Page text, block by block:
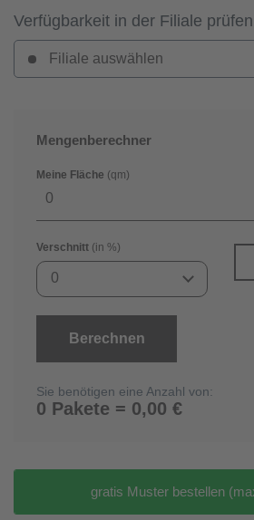
Verfügbarkeit in der Filiale prüfen
Filiale auswählen
Mengenberechner
Meine Fläche (qm)
Verschnitt (in %)
0
Berechnen
Sie benötigen eine Anzahl von:
0 Pakete = 0,00 €
gratis Muster bestellen